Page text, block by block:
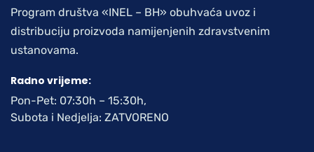
Program društva «INEL – BH» obuhvaća uvoz i
distribuciju proizvoda namijenjenih zdravstvenim
ustanovama.
Radno vrijeme:
Pon-Pet: 07:30h – 15:30h,
Subota i Nedjelja: ZATVORENO